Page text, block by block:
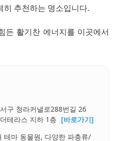
히 추천하는 명소입니다.
든 활기찬 에너지를 이곳에서
구 청라커낼로288번길 26
테라스 지하 1층 [바로가기]
테마 동물원, 다양한 파충류/